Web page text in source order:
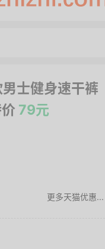
士健身速干裤
79元
更多天猫优惠...